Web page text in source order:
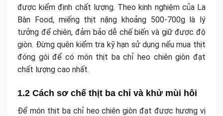
được kiểm định chất lượng. Theo kinh nghiệm của La
Bàn Food, miếng thịt nặng khoảng 500-700g là lý
tưởng để chiên, đảm bảo dễ chế biến và giữ được độ
giòn. Đừng quên kiểm tra kỹ hạn sử dụng nếu mua thịt
đóng gói để có món thịt ba chỉ heo chiên giòn đạt
chất lượng cao nhất.
1.2 Cách sơ chế thịt ba chỉ và khử mùi hôi
Để món thịt ba chỉ heo chiên giòn đạt được hương vị